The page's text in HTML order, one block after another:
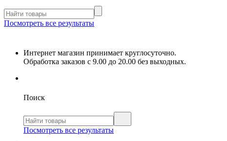
Посмотреть все результаты
Интернет магазин принимает круглосуточно.
Обработка заказов с 9.00 до 20.00 без выходных.
Поиск
Посмотреть все результаты